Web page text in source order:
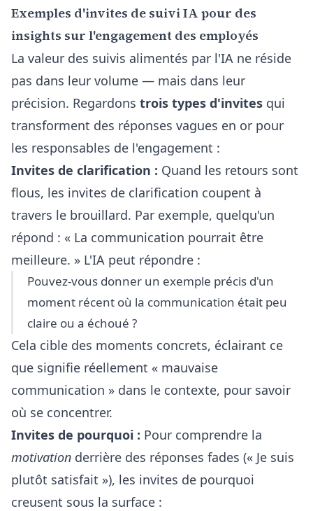
Exemples d'invites de suivi IA pour des
insights sur l'engagement des employés
La valeur des suivis alimentés par l'IA ne réside
pas dans leur volume — mais dans leur
précision. Regardons trois types d'invites qui
transforment des réponses vagues en or pour
les responsables de l'engagement :
Invites de clarification : Quand les retours sont
flous, les invites de clarification coupent à
travers le brouillard. Par exemple, quelqu'un
répond : « La communication pourrait être
meilleure. » L'IA peut répondre :
Pouvez-vous donner un exemple précis d'un
moment récent où la communication était peu
claire ou a échoué ?
Cela cible des moments concrets, éclairant ce
que signifie réellement « mauvaise
communication » dans le contexte, pour savoir
où se concentrer.
Invites de pourquoi : Pour comprendre la
motivation derrière des réponses fades (« Je suis
plutôt satisfait »), les invites de pourquoi
creusent sous la surface :